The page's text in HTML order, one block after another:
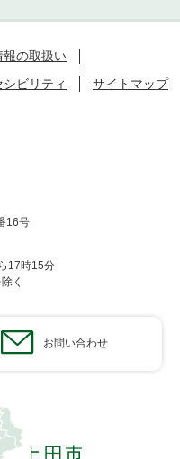
報の取扱い
シビリティ サイトマップ
16号
17時15分
く
お問い合わせ